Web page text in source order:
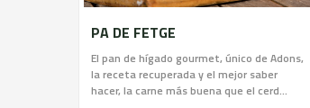
PA DE FETGE
El pan de hígado gourmet, único de Adons,
la receta recuperada y el mejor saber
hacer, la carne más buena que el cerd...